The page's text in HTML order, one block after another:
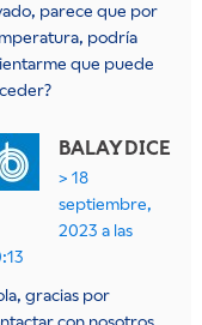
parece que por
podría
que puede
BALAY DICE
18
septiembre,
2023 a las
gracias por